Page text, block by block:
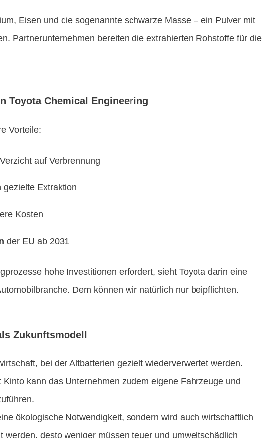
Eisen und die sogenannte schwarze Masse – ein Pulver mit
Partnerunternehmen bereiten die extrahierten Rohstoffe für die
Toyota Chemical Engineering
Vorteile:
auf Verbrennung
gezielte Extraktion
Kosten
der EU ab 2031
hohe Investitionen erfordert, sieht Toyota darin eine
Dem können wir natürlich nur beipflichten.
Zukunftsmodell
bei der Altbatterien gezielt wiederverwertet werden.
kann das Unternehmen zudem eigene Fahrzeuge und
ökologische Notwendigkeit, sondern wird auch wirtschaftlich
werden, desto weniger müssen teuer und umweltschädlich